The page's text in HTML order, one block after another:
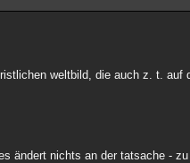
weltbild, die auch z. t. auf
ändert nichts an der tatsache -